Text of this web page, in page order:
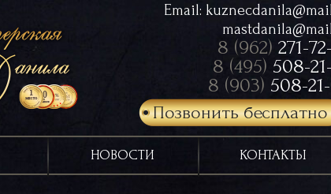
Email:
8 (962) 271-
8 (495) 508-
8 (903) 508-
Позвонить бесплатно
НОВОСТИ КОНТАКТЫ